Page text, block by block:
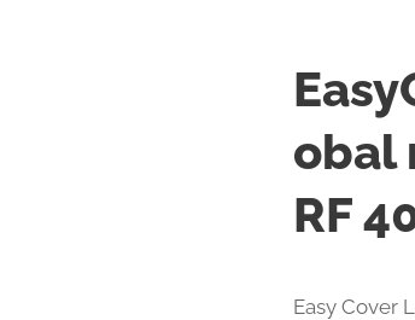
obal
RF
Easy Cover